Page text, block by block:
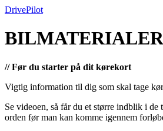
DrivePilot
BILMATERIALER
// Før du starter på dit kørekort
Vigtig information til dig som skal tage
Se videoen, så får du et større indblik i
orden før man kan komme igennem